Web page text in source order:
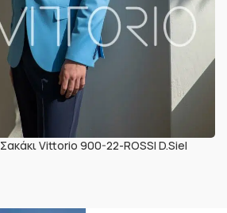
Σακάκι Vittorio 900-22-ROSSI D.Siel